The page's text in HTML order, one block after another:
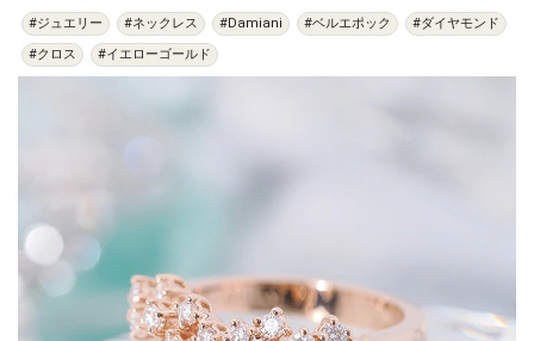
#ジュエリー #ネックレス #Damiani #ベルエポック
#ダイヤモンド
#クロス
#イエローゴールド